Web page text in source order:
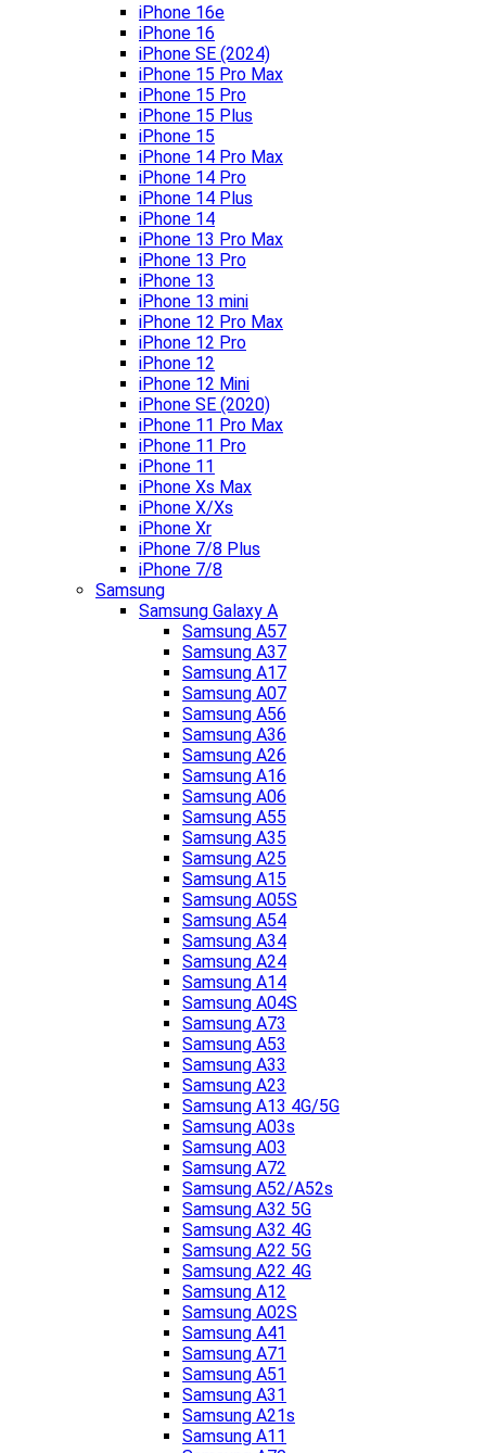
iPhone 16e
iPhone 16
iPhone SE (2024)
iPhone 15 Pro Max
iPhone 15 Pro
iPhone 15 Plus
iPhone 15
iPhone 14 Pro Max
iPhone 14 Pro
iPhone 14 Plus
iPhone 14
iPhone 13 Pro Max
iPhone 13 Pro
iPhone 13
iPhone 13 mini
iPhone 12 Pro Max
iPhone 12 Pro
iPhone 12
iPhone 12 Mini
iPhone SE (2020)
iPhone 11 Pro Max
iPhone 11 Pro
iPhone 11
iPhone Xs Max
iPhone X/Xs
iPhone Xr
iPhone 7/8 Plus
iPhone 7/8
Samsung
Samsung Galaxy A
Samsung A57
Samsung A37
Samsung A17
Samsung A07
Samsung A56
Samsung A36
Samsung A26
Samsung A16
Samsung A06
Samsung A55
Samsung A35
Samsung A25
Samsung A15
Samsung A05S
Samsung A54
Samsung A34
Samsung A24
Samsung A14
Samsung A04S
Samsung A73
Samsung A53
Samsung A33
Samsung A23
Samsung A13 4G/5G
Samsung A03s
Samsung A03
Samsung A72
Samsung A52/A52s
Samsung A32 5G
Samsung A32 4G
Samsung A22 5G
Samsung A22 4G
Samsung A12
Samsung A02S
Samsung A41
Samsung A71
Samsung A51
Samsung A31
Samsung A21s
Samsung A11